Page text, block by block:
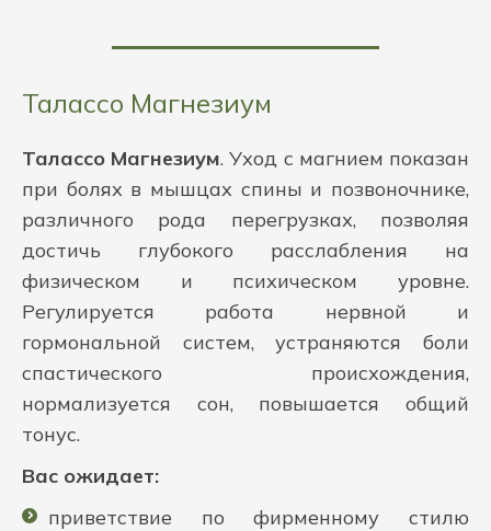
Талассо Магнезиум
Талассо Магнезиум. Уход с магнием показан
при болях в мышцах спины и позвоночнике,
различного рода перегрузках, позволяя
достичь глубокого расслабления на
физическом и психическом уровне.
Регулируется работа нервной и
гормональной систем, устраняются боли
спастического происхождения,
нормализуется сон, повышается общий
тонус.
Вас ожидает:
приветствие по фирменному стилю